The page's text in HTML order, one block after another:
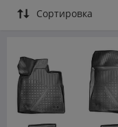
Сортировка